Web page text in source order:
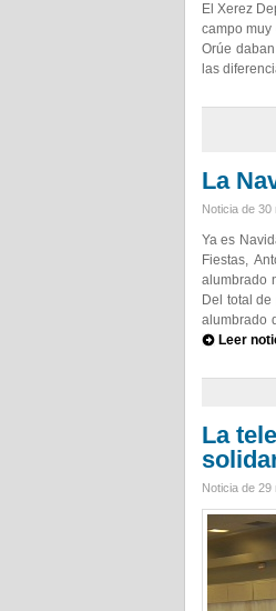
El Xerez
campo
Orúe
las
La
Noticia de 30
Ya es
Fiestas,
alumbrado
Del total
alumbrado
Leer
La
Noticia de 29